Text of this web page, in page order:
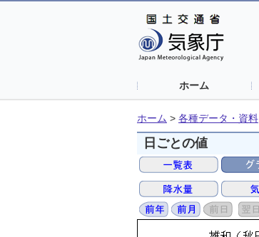
ホーム
ホーム > 各種データ・資料
日ごとの値